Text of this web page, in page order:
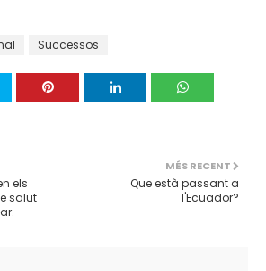
Successos
MÉS RECENT
Que està passant a
l'Ecuador?
els
salut